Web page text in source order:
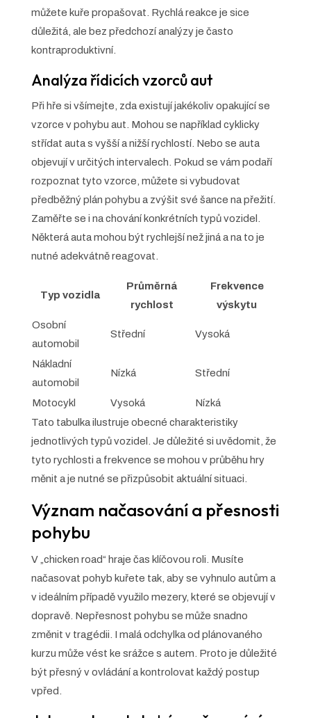
můžete kuře propašovat. Rychlá reakce je sice
důležitá, ale bez předchozí analýzy je často
kontraproduktivní.
Analýza řídicích vzorců aut
Při hře si všímejte, zda existují jakékoliv opakující se
vzorce v pohybu aut. Mohou se například cyklicky
střídat auta s vyšší a nižší rychlostí. Nebo se auta
objevují v určitých intervalech. Pokud se vám podaří
rozpoznat tyto vzorce, můžete si vybudovat
předběžný plán pohybu a zvýšit své šance na přežití.
Zaměřte se i na chování konkrétních typů vozidel.
Některá auta mohou být rychlejší než jiná a na to je
nutné adekvátně reagovat.
Typ vozidla
Průměrná
rychlost
Frekvence
výskytu
Osobní
automobil
Střední Vysoká
Nákladní
automobil
Nízká Střední
Motocykl Vysoká
Nízká
Tato tabulka ilustruje obecné charakteristiky
jednotlivých typů vozidel. Je důležité si uvědomit, že
tyto rychlosti a frekvence se mohou v průběhu hry
měnit a je nutné se přizpůsobit aktuální situaci.
Význam načasování a přesnosti
pohybu
V „chicken road“ hraje čas klíčovou roli. Musíte
načasovat pohyb kuřete tak, aby se vyhnulo autům a
v ideálním případě využilo mezery, které se objevují v
dopravě. Nepřesnost pohybu se může snadno
změnit v tragédii. I malá odchylka od plánovaného
kurzu může vést ke srážce s autem. Proto je důležité
být přesný v ovládání a kontrolovat každý postup
vpřed.